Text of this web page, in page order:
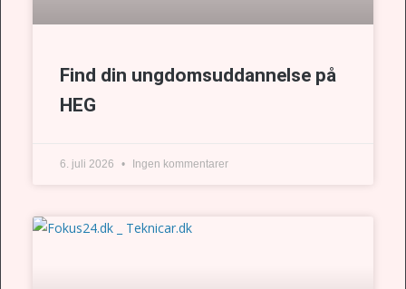
Find din ungdomsuddannelse på
HEG
6. juli 2026 Ingen kommentarer